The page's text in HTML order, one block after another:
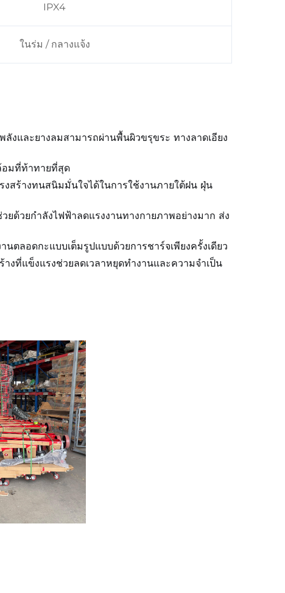
IPX4
ในร่ม / กลางแจ้ง
ลังและยางลมสามารถผ่านพื้นผิวขรุขระ ทางลาดเอียง
อมที่ท้าทายที่สุด
สร้างทนสนิมมั่นใจได้ในการใช้งานภายใต้ฝน ฝุ่น
ยด้วยกำลังไฟฟ้าลดแรงงานทางกายภาพอย่างมาก ส่ง
ตลอดกะแบบเต็มรูปแบบด้วยการชาร์จเพียงครั้งเดียว
งที่แข็งแรงช่วยลดเวลาหยุดทำงานและความจำเป็น